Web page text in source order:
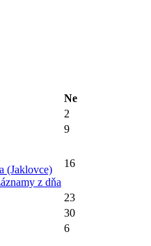
Ne
2
9
(Jaklovce)
z dňa
16
23
30
6